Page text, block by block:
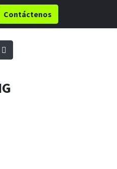
Contáctenos